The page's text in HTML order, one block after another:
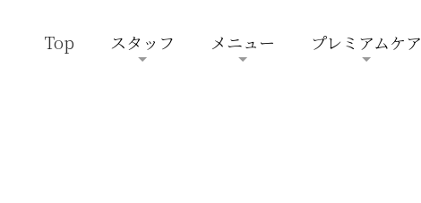
Top スタッフ メニュー プレミアムケア